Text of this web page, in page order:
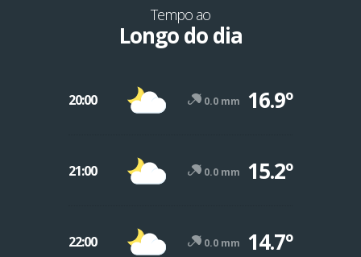
Tempo ao
Longo do dia
20:00 0.0 mm 16.9º
21:00 0.0 mm 15.2º
22:00 0.0 mm 14.7º